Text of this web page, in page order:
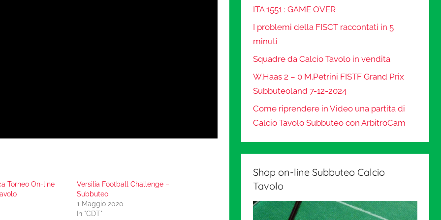
Torneo On-line
Versilia Football Challenge –
Subbuteo
1 Maggio 2020
In "CDT"
ITA 1551 : GAME OVER
I problemi della FISCT raccontati in 5
minuti
Squadre da Calcio Tavolo in vendita
W.Haas 2 – 0 M.Petrini FISTF Grand Prix
Subbuteoland 7-12-2024
Come riprendere in Video una partita di
Calcio Tavolo Subbuteo con ArbitroCam
Shop on-line Subbuteo Calcio
Tavolo